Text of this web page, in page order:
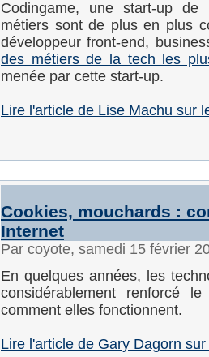
Codingame, une start-up de
métiers sont de plus en plus
développeur front-end,
des métiers de la tech les
menée par cette start-up.
Lire l'article de Lise Machu sur
Cookies, mouchards :
Internet
Par coyote, samedi 15 février
En quelques années, les
considérablement renforcé
comment elles fonctionnent.
Lire l'article de Gary Dagorn